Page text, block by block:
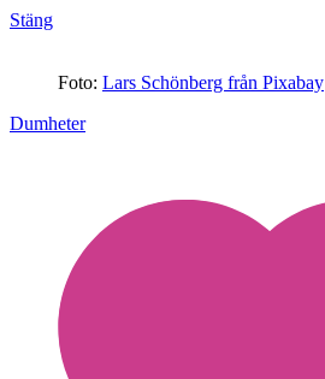
Stäng
Foto: Lars Schönberg från Pixabay
Dumheter